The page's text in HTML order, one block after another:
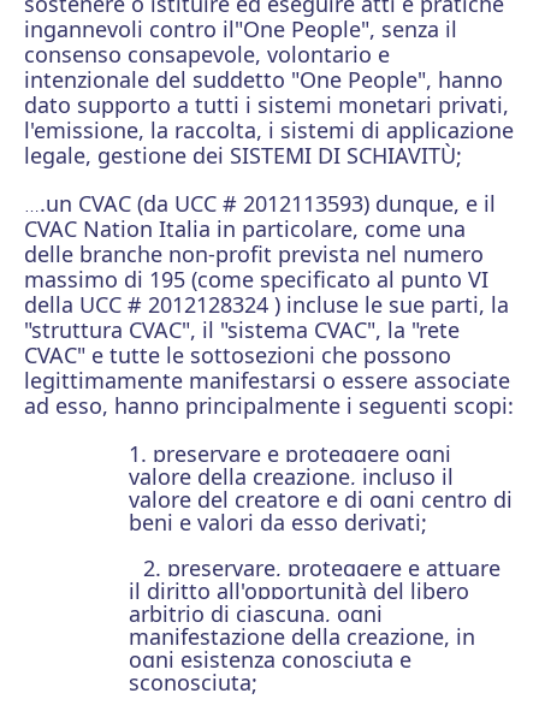
ingannevoli contro il"One People", senza il
consenso consapevole, volontario e
intenzionale del suddetto "One People", hanno
dato supporto a tutti i sistemi monetari privati,
l'emissione, la raccolta, i sistemi di applicazione
legale, gestione dei SISTEMI DI SCHIAVITÙ;
….un CVAC (da UCC # 2012113593) dunque, e il
CVAC Nation Italia in particolare, come una
delle branche non-profit prevista nel numero
massimo di 195 (come specificato al punto VI
della UCC # 2012128324 ) incluse le sue parti, la
"struttura CVAC", il "sistema CVAC", la "rete
CVAC" e tutte le sottosezioni che possono
legittimamente manifestarsi o essere associate
ad esso, hanno principalmente i seguenti scopi:
1. preservare e proteggere ogni
valore della creazione, incluso il
valore del creatore e di ogni centro di
beni e valori da esso derivati;
2. preservare, proteggere e attuare
il diritto all'opportunità del libero
arbitrio di ciascuna, ogni
manifestazione della creazione, in
ogni esistenza conosciuta e
sconosciuta;